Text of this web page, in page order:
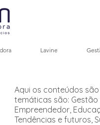
Lavine
Aqui os conteúdos
temáticas são:
Empreendedor,
Tendências e futuros,